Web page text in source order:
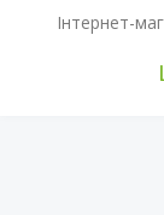
Інтернет-